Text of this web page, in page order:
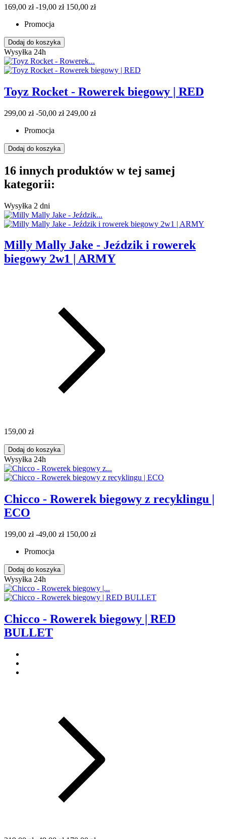
169,00 zł -19,00 zł 150,00 zł
Promocja
Dodaj do koszyka
Wysyłka 24h
Toyz Rocket - Rowerek biegowy | RED
299,00 zł -50,00 zł 249,00 zł
Promocja
Dodaj do koszyka
16 innych produktów w tej samej
kategorii:
Wysyłka 2 dni
Milly Mally Jake - Jeździk i rowerek
biegowy 2w1 | ARMY
159,00 zł
Dodaj do koszyka
Wysyłka 24h
Chicco - Rowerek biegowy z recyklingu |
ECO
199,00 zł -49,00 zł 150,00 zł
Promocja
Dodaj do koszyka
Wysyłka 24h
Chicco - Rowerek biegowy | RED
BULLET